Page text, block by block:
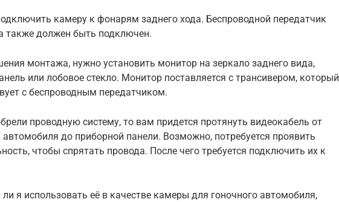
камеру к фонарям заднего хода. Беспроводной передатчик
также должен быть подключен.
монтажа, нужно установить монитор на зеркало заднего вида,
или лобовое стекло. Монитор поставляется с трансивером, который
с беспроводным передатчиком.
проводную систему, то вам придется протянуть видеокабель от
автомобиля до приборной панели. Возможно, потребуется проявить
чтобы спрятать провода. После чего требуется подключить их к
я использовать её в качестве камеры для гоночного автомобиля,